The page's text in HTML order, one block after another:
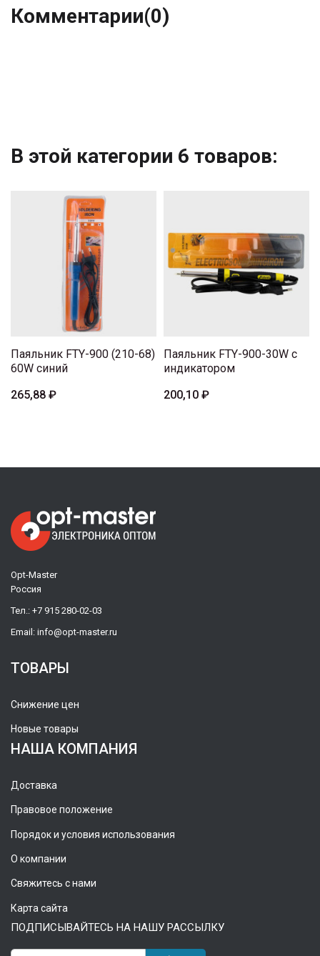
Комментарии(0)
В этой категории 6 товаров:
Паяльник FTY-900 (210-68)
60W синий
265,88 ₽
Паяльник FTY-900-30W с
индикатором
200,10 ₽
Opt-Master
Россия
Тел.: +7 915 280-02-03
Email: info@opt-master.ru
ТОВАРЫ
Снижение цен
Новые товары
НАША КОМПАНИЯ
Доставка
Правовое положение
Порядок и условия использования
О компании
Свяжитесь с нами
Карта сайта
ПОДПИСЫВАЙТЕСЬ НА НАШУ РАССЫЛКУ